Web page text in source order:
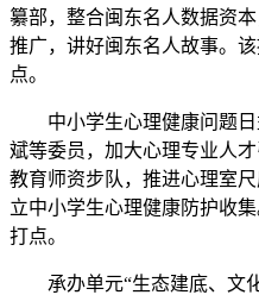
纂部，整合闽东名人数据资
推广，讲好闽东名人故事。
点。
中小学生心理健康问题日
斌等委员，加大心理专业人
教育师资步队，推进心理室
立中小学生心理健康防护收
打点。
承办单元“生态建底、文化